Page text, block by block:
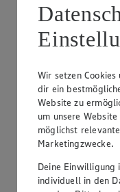
Wir setzen
dir ein
Website zu
um unsere
möglichst
Marketingzwecke.
Deine
individuell in den